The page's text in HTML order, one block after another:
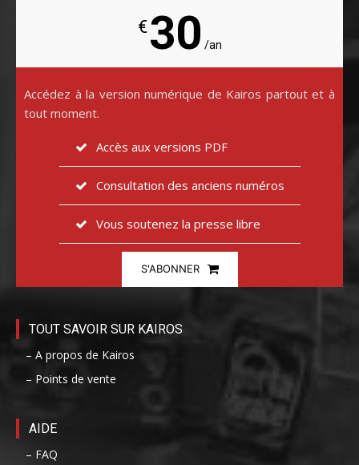
€30 /an
Accédez à la version numérique de Kairos partout et à
tout moment.
Accès aux versions PDF
Consultation des anciens numéros
Vous soutenez la presse libre
S'ABONNER
TOUT SAVOIR SUR KAIROS
– A propos de Kairos
– Points de vente
AIDE
– FAQ